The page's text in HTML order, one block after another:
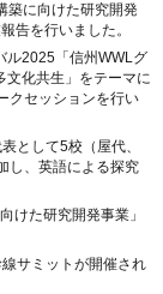
築に向けた研究開発
告を行いました。
ル2025「信州WWLグ
文化共生」をテーマに
クセッションを行い
として5校（屋代、
し、英語による探究
けた研究開発事業」
サミットが開催され